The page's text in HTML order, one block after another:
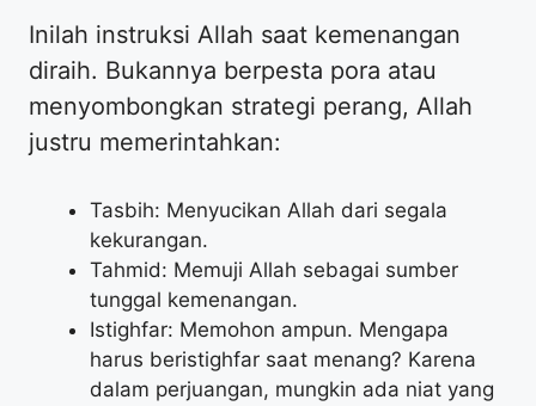
Inilah instruksi Allah saat kemenangan
diraih. Bukannya berpesta pora atau
menyombongkan strategi perang, Allah
justru memerintahkan:
Tasbih: Menyucikan Allah dari segala
kekurangan.
Tahmid: Memuji Allah sebagai sumber
tunggal kemenangan.
Istighfar: Memohon ampun. Mengapa
harus beristighfar saat menang? Karena
dalam perjuangan, mungkin ada niat yang